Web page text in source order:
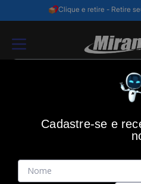
Clique e retire - Retire
DRONES
Cadastre-se e